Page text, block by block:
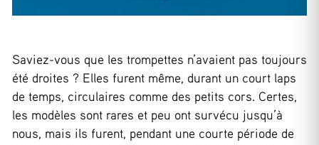
Saviez-vous que les trompettes n’avaient pas toujours
été droites ? Elles furent même, durant un court laps
de temps, circulaires comme des petits cors. Certes,
les modèles sont rares et peu ont survécu jusqu’à
nous, mais ils furent, pendant une courte période de